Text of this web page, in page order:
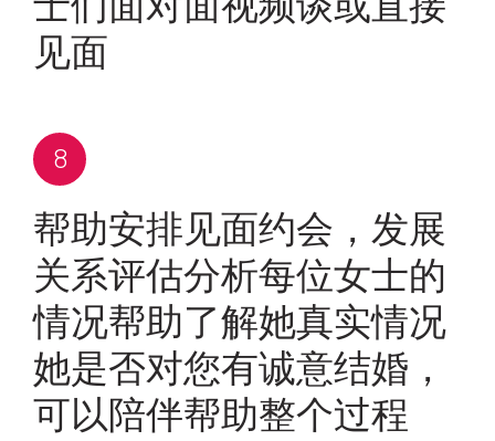
见面
帮助安排见面约会，发展
关系评估分析每位女士的
情况帮助了解她真实情况
她是否对您有诚意结婚，
可以陪伴帮助整个过程